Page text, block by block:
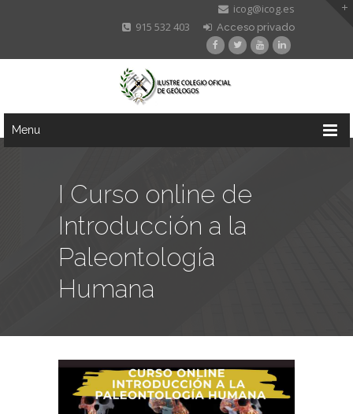
icog@icog.es
915 532 403
Acceso privado
Menu
I Curso online de
Introducción a la
Paleontología
Humana